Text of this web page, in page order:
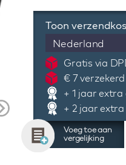
Toon
Nederland
Gratis via
€ 7
+ 1 jaar
+ 2 jaar
Voeg toe aan
vergelijking